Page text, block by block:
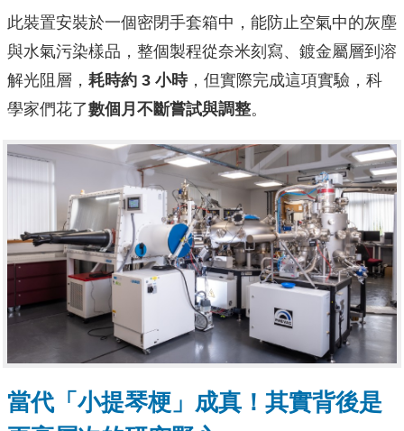
此裝置安裝於一個密閉手套箱中，能防止空氣中的灰塵
與水氣污染樣品，整個製程從奈米刻寫、鍍金屬層到溶
解光阻層， 耗時約 3 小時，但實際完成這項實驗，科
學家們花了數個月不斷嘗試與調整。
當代「小提琴梗」成真！其實背後是